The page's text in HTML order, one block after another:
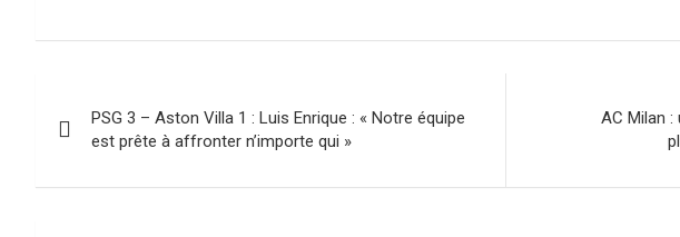
de
l’article
PSG 3 – Aston Villa 1 : Luis Enrique : « Notre équipe
est prête à affronter n’importe qui »
AC Milan